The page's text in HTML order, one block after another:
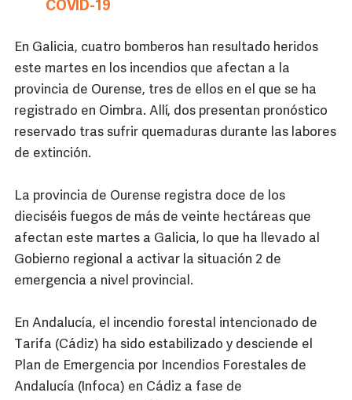
COVID-19
En Galicia, cuatro bomberos han resultado heridos
este martes en los incendios que afectan a la
provincia de Ourense, tres de ellos en el que se ha
registrado en Oimbra. Allí, dos presentan pronóstico
reservado tras sufrir quemaduras durante las labores
de extinción.
La provincia de Ourense registra doce de los
dieciséis fuegos de más de veinte hectáreas que
afectan este martes a Galicia, lo que ha llevado al
Gobierno regional a activar la situación 2 de
emergencia a nivel provincial.
En Andalucía, el incendio forestal intencionado de
Tarifa (Cádiz) ha sido estabilizado y desciende el
Plan de Emergencia por Incendios Forestales de
Andalucía (Infoca) en Cádiz a fase de